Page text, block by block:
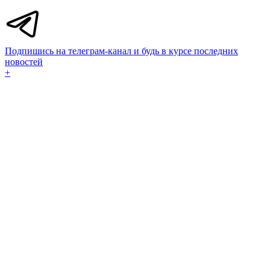
Подпишись на телеграм-канал и будь в курсе последних
новостей
+